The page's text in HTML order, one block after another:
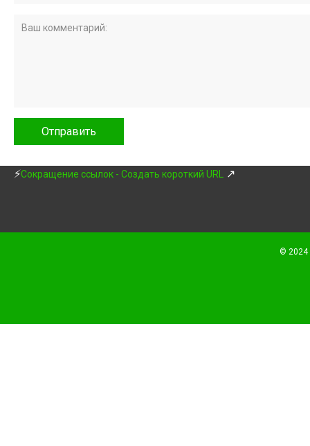
⚡Сокращение ссылок - Создать короткий URL ↗
© 2024